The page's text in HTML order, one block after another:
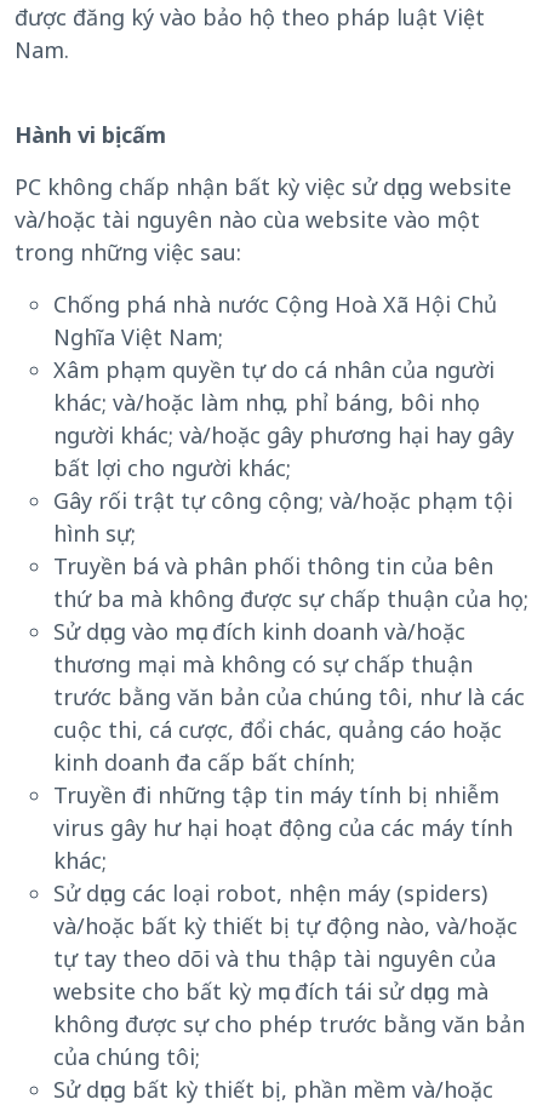
được đăng ký vào bảo hộ theo pháp luật Việt
Nam.
Hành vi bị cấm
PC không chấp nhận bất kỳ việc sử dụng website
và/hoặc tài nguyên nào cùa website vào một
trong những việc sau:
Chống phá nhà nước Cộng Hoà Xã Hội Chủ
Nghĩa Việt Nam;
Xâm phạm quyền tự do cá nhân của người
khác; và/hoặc làm nhục, phỉ báng, bôi nhọ
người khác; và/hoặc gây phương hại hay gây
bất lợi cho người khác;
Gây rối trật tự công cộng; và/hoặc phạm tội
hình sự;
Truyền bá và phân phối thông tin của bên
thứ ba mà không được sự chấp thuận của họ;
Sử dụng vào mục đích kinh doanh và/hoặc
thương mại mà không có sự chấp thuận
trước bằng văn bản của chúng tôi, như là các
cuộc thi, cá cược, đổi chác, quảng cáo hoặc
kinh doanh đa cấp bất chính;
Truyền đi những tập tin máy tính bị nhiễm
virus gây hư hại hoạt động của các máy tính
khác;
Sử dụng các loại robot, nhện máy (spiders)
và/hoặc bất kỳ thiết bị tự động nào, và/hoặc
tự tay theo dõi và thu thập tài nguyên của
website cho bất kỳ mục đích tái sử dụng mà
không được sự cho phép trước bằng văn bản
của chúng tôi;
Sử dụng bất kỳ thiết bị, phần mềm và/hoặc